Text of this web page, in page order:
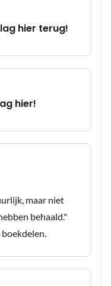
hier terug!
hier!
maar niet
behaald."